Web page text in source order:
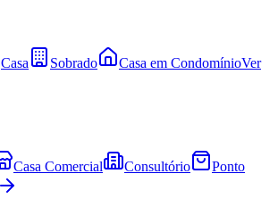
Casa Sobrado Casa em CondomínioVer
Casa Comercial Consultório
Ponto